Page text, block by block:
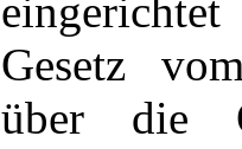
Gesetz
über die